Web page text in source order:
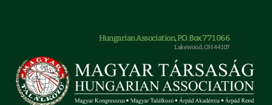
Hungarian Association, P.O. Box 771066
Lakewood, OH 44107